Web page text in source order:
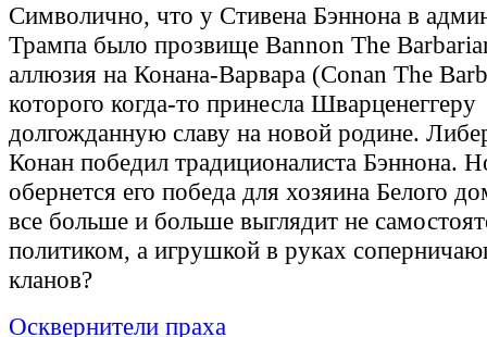
Символично, что у Стивена Бэннона в
Трампа было прозвище Bannon The
аллюзия на Конана-Варвара (Conan The
которого когда-то принесла Шварценеггеру
долгожданную славу на новой родине.
Конан победил традиционалиста Бэннона.
обернется его победа для хозяина Белого
все больше и больше выглядит не
политиком, а игрушкой в руках
кланов?
Осквернители праха